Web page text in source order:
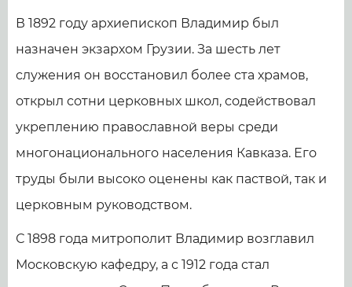
В 1892 году архиепископ Владимир был
назначен экзархом Грузии. За шесть лет
служения он восстановил более ста храмов,
открыл сотни церковных школ, содействовал
укреплению православной веры среди
многонационального населения Кавказа. Его
труды были высоко оценены как паствой, так и
церковным руководством.
С 1898 года митрополит Владимир возглавил
Московскую кафедру, а с 1912 года стал